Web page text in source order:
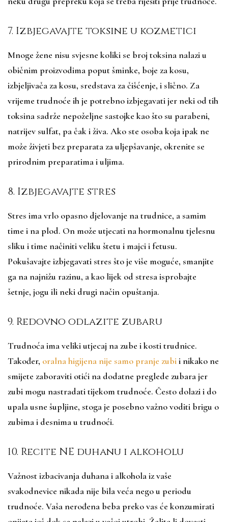
7. Izbjegavajte toksine u kozmetici
Mnoge žene nisu svjesne koliki se broj toksina nalazi u
običnim proizvodima poput šminke, boje za kosu,
izbjeljivača za kosu, sredstava za čišćenje, i slično. Za
vrijeme trudnoće ih je potrebno izbjegavati jer neki od tih
toksina sadrže nepoželjne sastojke kao što su parabeni,
natrijev sulfat, pa čak i živa. Ako ste osoba koja ipak ne
može živjeti bez preparata za uljepšavanje, okrenite se
prirodnim preparatima i uljima.
8. Izbjegavajte stres
Stres ima vrlo opasno djelovanje na trudnice, a samim
time i na plod. On može utjecati na hormonalnu tjelesnu
sliku i time načiniti veliku štetu i majci i fetusu.
Pokušavajte izbjegavati stres što je više moguće, smanjite
ga na najnižu razinu, a kao lijek od stresa isprobajte
šetnje, jogu ili neki drugi način opuštanja.
9. Redovno odlazite zubaru
Trudnoća ima veliki utjecaj na zube i kosti trudnice.
Također, oralna higijena nije samo pranje zubii nikako ne
smijete zaboraviti otići na dodatne preglede zubara jer
zubi mogu nastradati tijekom trudnoće. Često dolazi i do
upala usne šupljine, stoga je posebno važno voditi brigu o
zubima i desnima u trudnoći.
10. Recite NE duhanu i alkoholu
Važnost izbacivanja duhana i alkohola iz vaše
svakodnevice nikada nije bila veća nego u periodu
trudnoće. Vaša nerođena beba preko vas će konzumirati